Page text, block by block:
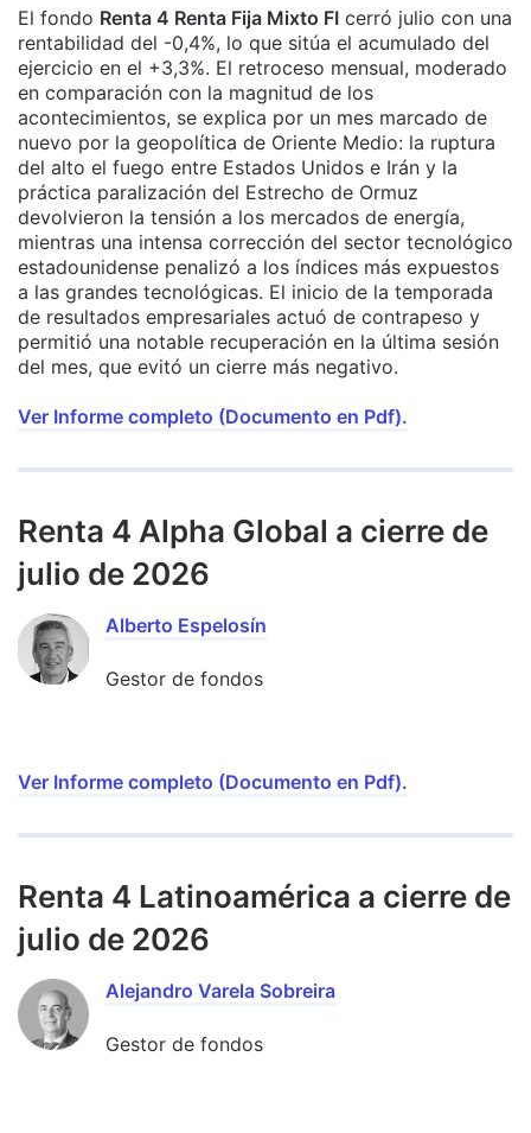
El fondo Renta 4 Renta Fija Mixto FI cerró julio con una
rentabilidad del -0,4%, lo que sitúa el acumulado del
ejercicio en el +3,3%. El retroceso mensual, moderado
en comparación con la magnitud de los
acontecimientos, se explica por un mes marcado de
nuevo por la geopolítica de Oriente Medio: la ruptura
del alto el fuego entre Estados Unidos e Irán y la
práctica paralización del Estrecho de Ormuz
devolvieron la tensión a los mercados de energía,
mientras una intensa corrección del sector tecnológico
estadounidense penalizó a los índices más expuestos
a las grandes tecnológicas. El inicio de la temporada
de resultados empresariales actuó de contrapeso y
permitió una notable recuperación en la última sesión
del mes, que evitó un cierre más negativo.
Ver Informe completo (Documento en Pdf).
Renta 4 Alpha Global a cierre de
julio de 2026
Alberto Espelosín
Gestor de fondos
Ver Informe completo (Documento en Pdf).
Renta 4 Latinoamérica a cierre de
julio de 2026
Alejandro Varela Sobreira
Gestor de fondos